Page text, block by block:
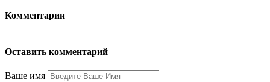
Комментарии
Оставить комментарий
Ваше имя